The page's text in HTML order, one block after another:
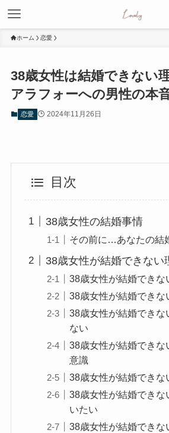
ホーム 恋愛
38歳女性は結婚できない
アラフォーへの男性の本音
恋愛 2024年11月26日
目次
38歳女性の結婚事情
その前に…あなたの結
38歳女性が結婚できない
38歳女性が結婚でき
38歳女性が結婚でき
38歳女性が結婚でき
ない
38歳女性が結婚でき
意識
38歳女性が結婚でき
38歳女性が結婚でき
いたい
38歳女性が結婚でき